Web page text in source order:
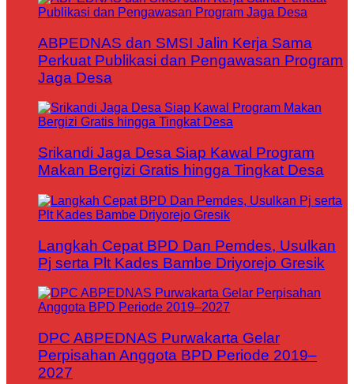
ABPEDNAS dan SMSI Jalin Kerja Sama
Perkuat Publikasi dan Pengawasan Program
Jaga Desa
Srikandi Jaga Desa Siap Kawal Program
Makan Bergizi Gratis hingga Tingkat Desa
Langkah Cepat BPD Dan Pemdes, Usulkan
Pj serta Plt Kades Bambe Driyorejo Gresik
DPC ABPEDNAS Purwakarta Gelar
Perpisahan Anggota BPD Periode 2019–
2027